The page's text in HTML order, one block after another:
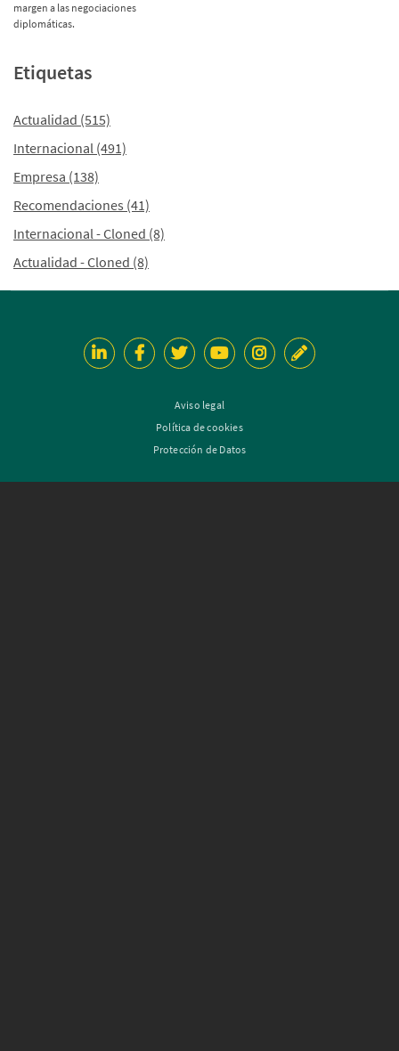
margen a las negociaciones
diplomáticas.
Etiquetas
Actualidad (515)
Internacional (491)
Empresa (138)
Recomendaciones (41)
Internacional - Cloned (8)
Actualidad - Cloned (8)
Aviso legal
Política de cookies
Protección de Datos